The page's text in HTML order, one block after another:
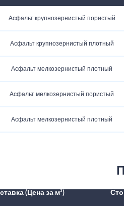
Асфальт крупнозернистый пористый
Асфальт крупнозернистый плотный
Асфальт мелкозернистый плотный
Асфальт мелкозернистый пористый
Асфальт мелкозернистый плотный
(Цена за м³)